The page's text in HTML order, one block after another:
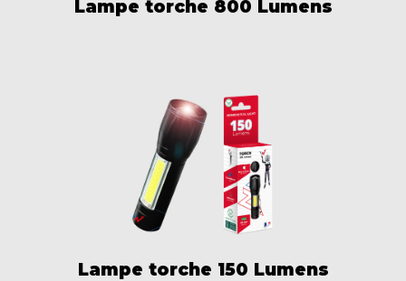
Lampe torche 800 Lumens
Lampe torche 150 Lumens